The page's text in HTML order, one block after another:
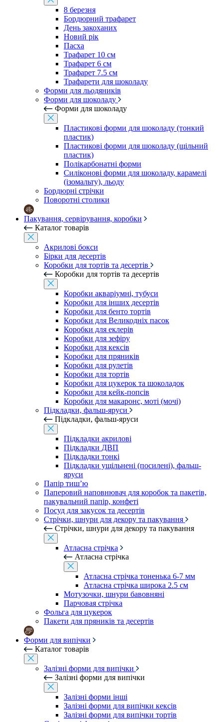
8 березня
Бордюрний трафарет
День закоханих
Новий рік
Пасха
Трафарет 10 см
Трафарет 6 см
Трафарет 7.5 см
Трафарети для шоколаду
Форми для льодяників
Форми для шоколаду
Форми для шоколаду
Пластикові форми для шоколаду (тонкий
пластик)
Пластикові форми для шоколаду (щільний
пластик)
Полікарбонатні форми
Силіконові форми для шоколаду, карамелі
(ізомальту), льоду
Бордюрні стрічки
Поворотні столики
Пакування, сервірування, коробки
Каталог товарів
Акрилові бокси
Бірки для десертів
Коробки для тортів та десертів
Коробки для тортів та десертів
Коробки акваріумні, тубуси
Коробки для інших десертів
Коробки для бенто тортів
Коробки для Великодніх пасок
Коробки для еклерів
Коробки для зефіру
Коробки для кексів
Коробки для пряників
Коробки для рулетів
Коробки для тортів
Коробки для цукерок та шоколадок
Коробки для кейк-попсів
Коробки для макаронс, моті (мочі)
Підкладки, фальш-яруси
Підкладки, фальш-яруси
Підкладки акрилові
Підкладки ДВП
Підкладки тонкі
Підкладки ущільнені (посилені), фальш-
яруси
Папір тиш’ю
Паперовий наповнювач для коробок та пакетів,
пакувальний папір, конфеті
Посуд для закусок та десертів
Стрічки, шнури для декору та пакування
Стрічки, шнури для декору та пакування
Атласна стрічка
Атласна стрічка
Атласна стрічка тоненька 6-7 мм
Атласна стрічка широка 2.5 см
Мотузочки, шнури бавовняні
Парчовая стрічка
Фольга для цукерок
Пакети для пряників та десертів
Форми для випічки
Каталог товарів
Залізні форми для випічки
Залізні форми для випічки
Залізні форми інші
Залізні форми для випічки кексів
Залізні форми для випічки тортів